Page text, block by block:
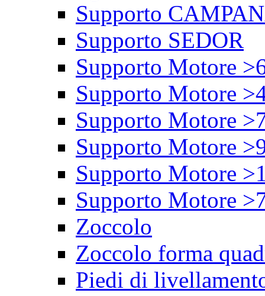
Supporto
Supporto SEDOR
Supporto Motore
Supporto Motore
Supporto Motore
Supporto Motore
Supporto Motore
Supporto Motore
Zoccolo
Zoccolo forma
Piedi di